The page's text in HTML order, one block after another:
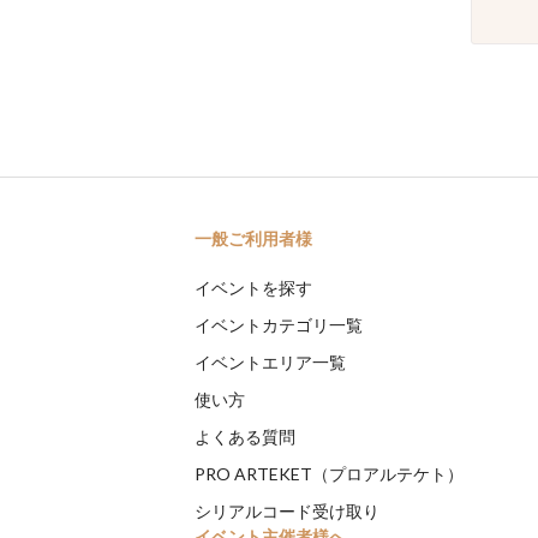
一般ご利用者様
イベントを探す
イベントカテゴリ一覧
イベントエリア一覧
使い方
よくある質問
PRO ARTEKET（プロアルテケト）
シリアルコード受け取り